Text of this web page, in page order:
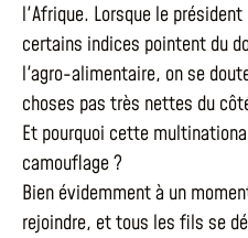
l'Afrique. Lorsque le
certains indices pointent du
l'agro-alimentaire, on se
choses pas très nettes du
Et pourquoi cette
camouflage ?
Bien évidemment à un
rejoindre, et tous les fils se